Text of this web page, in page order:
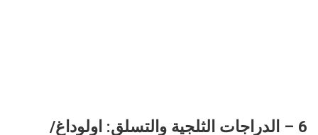
6 – الدراجات الثلجية والتسلق: اولوداغ/